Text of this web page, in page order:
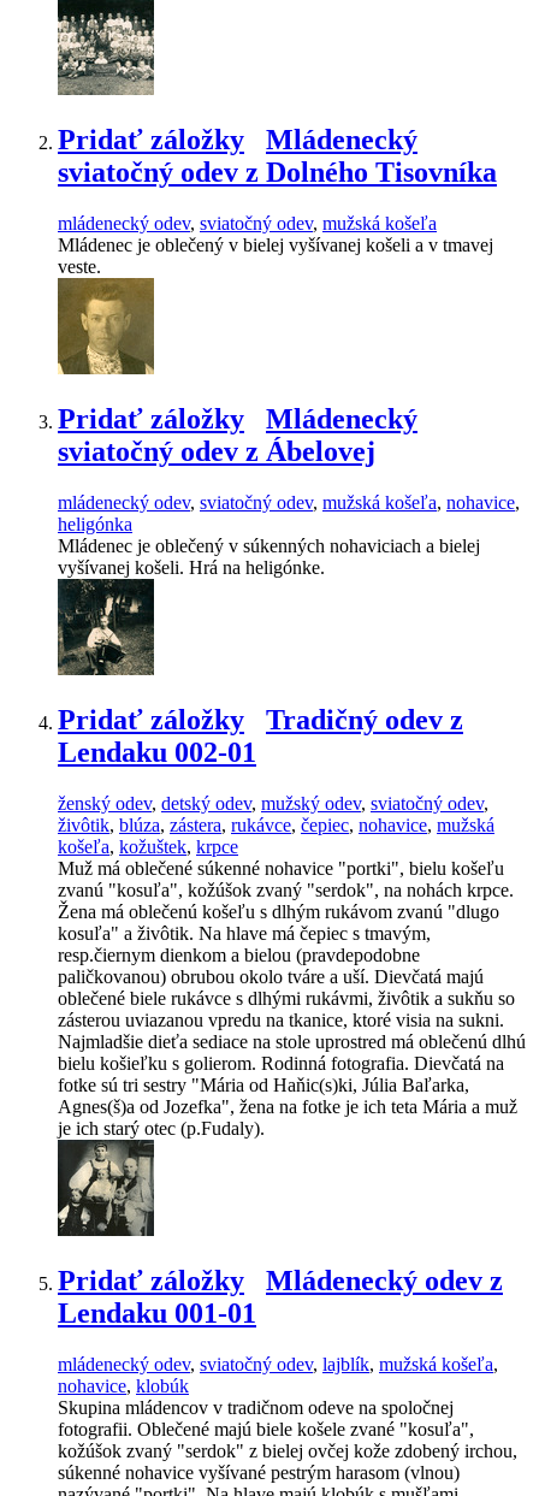
Pridať záložky
Mládenecký
sviatočný odev z Dolného Tisovníka
mládenecký odev, sviatočný odev, mužská košeľa
Mládenec je oblečený v bielej vyšívanej košeli a v tmavej
veste.
Pridať záložky
Mládenecký
sviatočný odev z Ábelovej
mládenecký odev, sviatočný odev, mužská košeľa, nohavice,
heligónka
Mládenec je oblečený v súkenných nohaviciach a bielej
vyšívanej košeli. Hrá na heligónke.
Pridať záložky
Tradičný odev z
Lendaku 002-01
ženský odev, detský odev, mužský odev, sviatočný odev,
živôtik, blúza, zástera, rukávce, čepiec, nohavice, mužská
košeľa, kožuštek, krpce
Muž má oblečené súkenné nohavice "portki", bielu košeľu
zvanú "kosuľa", kožúšok zvaný "serdok", na nohách krpce.
Žena má oblečenú košeľu s dlhým rukávom zvanú "dlugo
kosuľa" a živôtik. Na hlave má čepiec s tmavým,
resp.čiernym dienkom a bielou (pravdepodobne
paličkovanou) obrubou okolo tváre a uší. Dievčatá majú
oblečené biele rukávce s dlhými rukávmi, živôtik a sukňu so
zásterou uviazanou vpredu na tkanice, ktoré visia na sukni.
Najmladšie dieťa sediace na stole uprostred má oblečenú dlhú
bielu košieľku s golierom. Rodinná fotografia. Dievčatá na
fotke sú tri sestry "Mária od Haňic(s)ki, Júlia Baľarka,
Agnes(š)a od Jozefka", žena na fotke je ich teta Mária a muž
je ich starý otec (p.Fudaly).
Pridať záložky
Mládenecký odev z
Lendaku 001-01
mládenecký odev, sviatočný odev, lajblík, mužská košeľa,
nohavice, klobúk
Skupina mládencov v tradičnom odeve na spoločnej
fotografii. Oblečené majú biele košele zvané "kosuľa",
kožúšok zvaný "serdok" z bielej ovčej kože zdobený irchou,
súkenné nohavice vyšívané pestrým harasom (vlnou)